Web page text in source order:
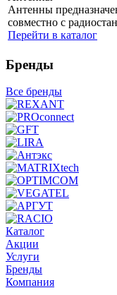
Антенны
совместно с
Перейти в каталог
Бренды
Все бренды
Каталог
Акции
Услуги
Бренды
Компания